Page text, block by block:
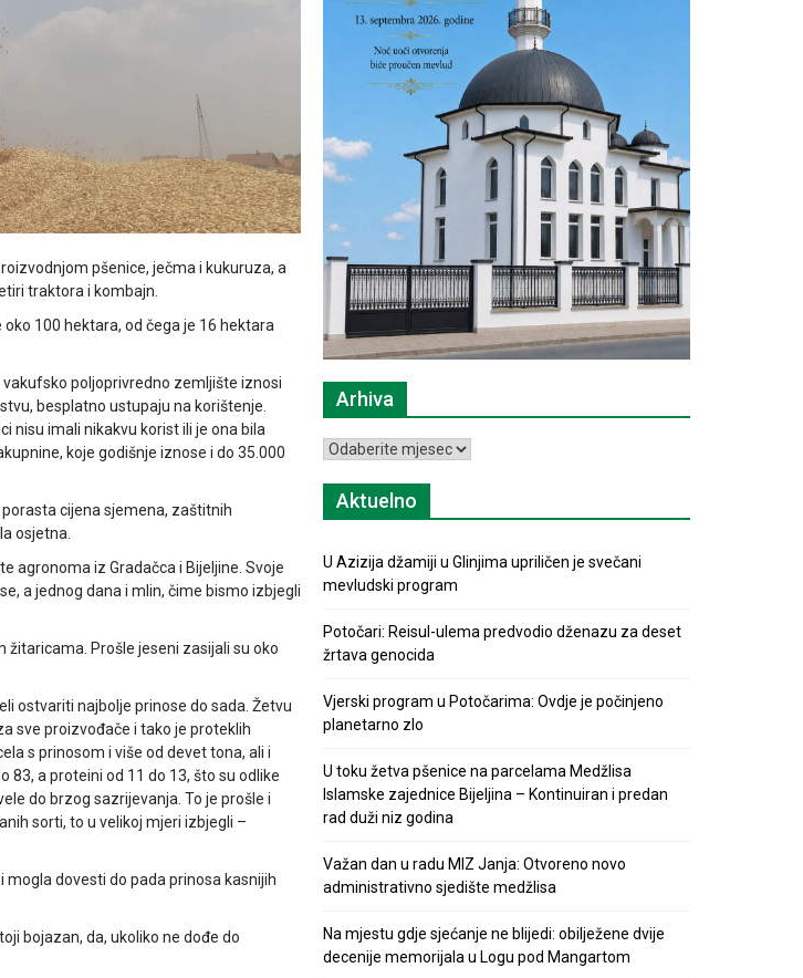
pšenice, ječma i kukuruza, a
traktora i kombajn.
100 hektara, od čega je 16 hektara
poljoprivredno zemljište iznosi
besplatno ustupaju na korištenje.
nisu imali nikakvu korist ili je ona bila
koje godišnje iznose i do 35.000
porasta cijena sjemena, zaštitnih
osjetna.
agronoma iz Gradačca i Bijeljine. Svoje
a jednog dana i mlin, čime bismo izbjegli
žitaricama. Prošle jeseni zasijali su oko
ostvariti najbolje prinose do sada. Žetvu
sve proizvođače i tako je proteklih
s prinosom i više od devet tona, ali i
a proteini od 11 do 13, što su odlike
do brzog sazrijevanja. To je prošle i
sorti, to u velikoj mjeri izbjegli –
dovesti do pada prinosa kasnijih
bojazan, da, ukoliko ne dođe do
Arhiva
Arhiva
Aktuelno
U Azizija džamiji u Glinjima upriličen je svečani
mevludski program
Potočari: Reisul-ulema predvodio dženazu za deset
žrtava genocida
Vjerski program u Potočarima: Ovdje je počinjeno
planetarno zlo
U toku žetva pšenice na parcelama Medžlisa
Islamske zajednice Bijeljina – Kontinuiran i predan
rad duži niz godina
Važan dan u radu MIZ Janja: Otvoreno novo
administrativno sjedište medžlisa
Na mjestu gdje sjećanje ne blijedi: obilježene dvije
decenije memorijala u Logu pod Mangartom